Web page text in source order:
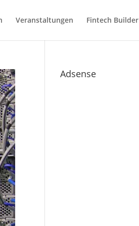
Veranstaltungen Fintech Builder
Adsense